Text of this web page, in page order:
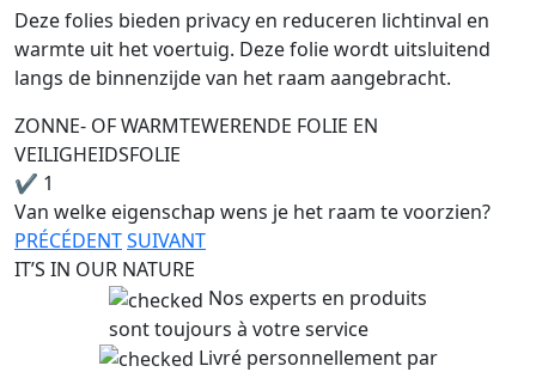
ZONNE- OF WARMTEWERENDE FOLIE EN
VEILIGHEIDSFOLIE
✔ 1
Van welke eigenschap wens je het raam te voorzien?
PRÉCÉDENTSUIVANT
Deze folies bieden privacy en reduceren lichtinval en
warmte uit het voertuig. Deze folie wordt uitsluitend
langs de binnenzijde van het raam aangebracht.
IT’S IN OUR NATURE
Nos experts en produits
sont toujours à votre service
Livré personnellement par